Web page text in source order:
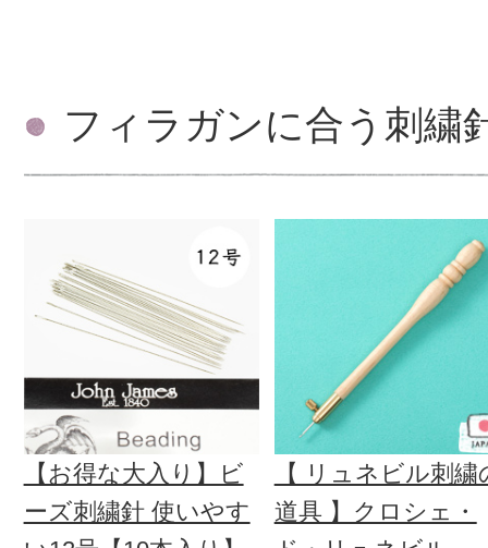
フィラガンに合う刺繍
【お得な大入り】ビ
ーズ刺繍針 使いやす
【 リュネビル刺繍
道具 】クロシェ・